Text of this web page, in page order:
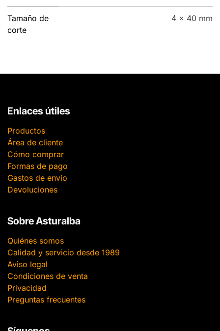
Tamaño de
corte
4 x 40 mm
Enlaces útiles
Productos
Área de cliente
Cómo comprar
Formas de pago
Gastos de envío
Devoluciones
Sobre Asturalba
Quiénes somos
Calidad y servicio desde 1989
Aviso legal
Condiciones de venta
Privacidad
Preguntas frecuentes